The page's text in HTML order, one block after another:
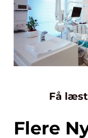
Få
Flere